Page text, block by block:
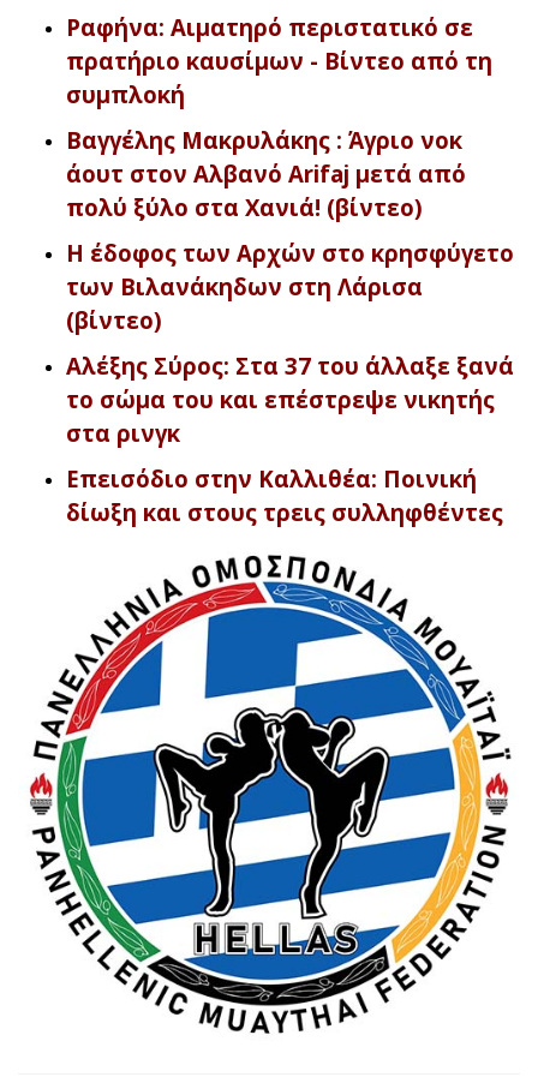
Ραφήνα: Αιματηρό περιστατικό σε
πρατήριο καυσίμων - Βίντεο από τη
συμπλοκή
Βαγγέλης Μακρυλάκης : Άγριο νοκ
άουτ στον Αλβανό Arifaj μετά από
πολύ ξύλο στα Χανιά! (βίντεο)
Η έδοφος των Αρχών στο κρησφύγετο
των Βιλανάκηδων στη Λάρισα
(βίντεο)
Αλέξης Σύρος: Στα 37 του άλλαξε ξανά
το σώμα του και επέστρεψε νικητής
στα ρινγκ
Επεισόδιο στην Καλλιθέα: Ποινική
δίωξη και στους τρεις συλληφθέντες